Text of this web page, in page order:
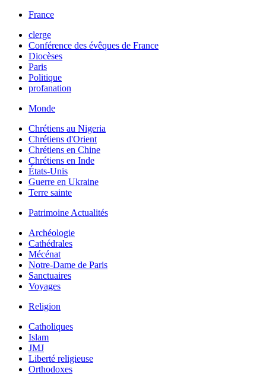
France
clerge
Conférence des évêques de France
Diocèses
Paris
Politique
profanation
Monde
Chrétiens au Nigeria
Chrétiens d'Orient
Chrétiens en Chine
Chrétiens en Inde
États-Unis
Guerre en Ukraine
Terre sainte
Patrimoine Actualités
Archéologie
Cathédrales
Mécénat
Notre-Dame de Paris
Sanctuaires
Voyages
Religion
Catholiques
Islam
JMJ
Liberté religieuse
Orthodoxes